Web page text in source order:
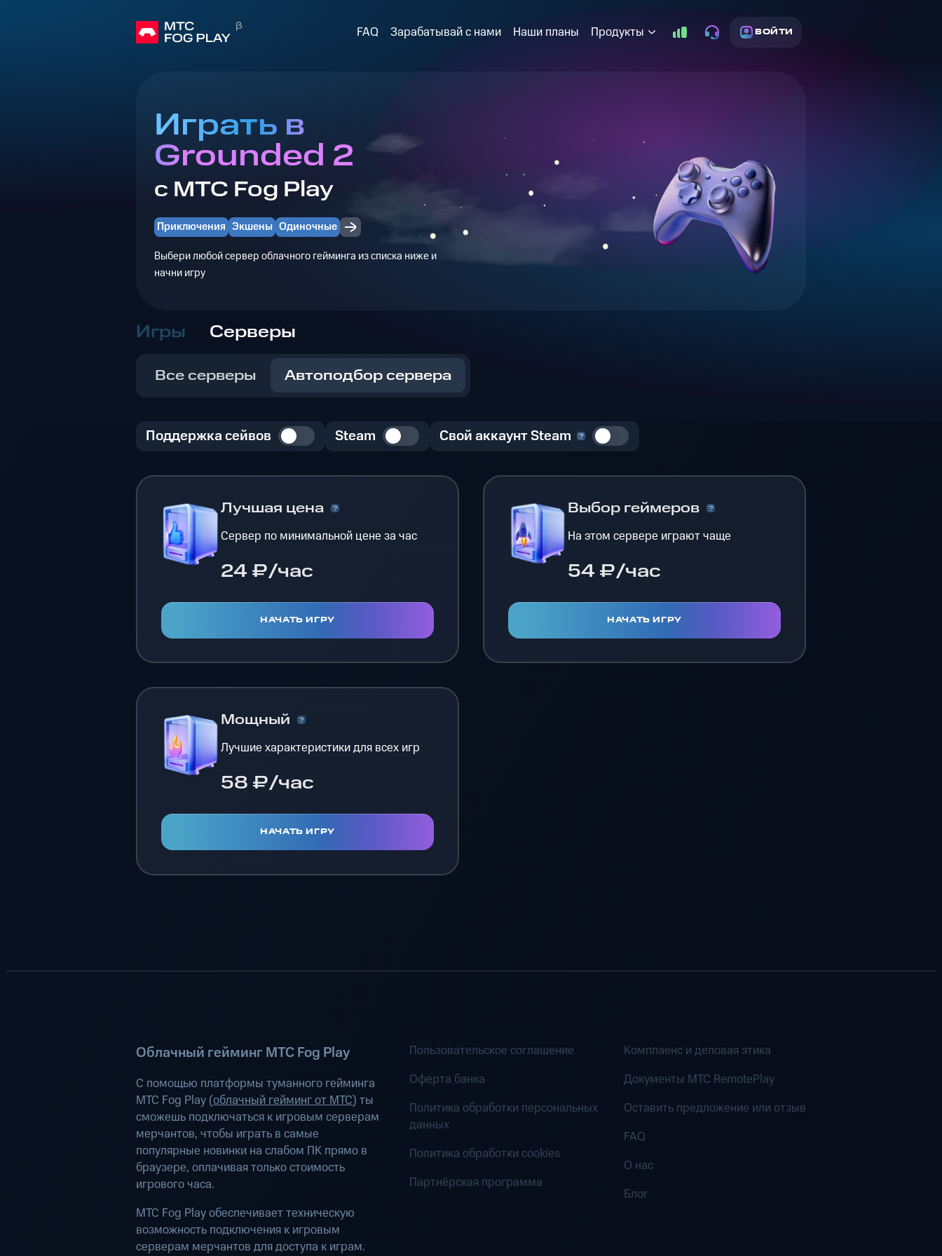
FAQ Зарабатывай с нами Наши планы Продукты ВОЙТИ
Играть в
Grounded 2
с МТС Fog Play
Приключения Экшены Одиночные
Выбери любой сервер облачного гейминга из списка ниже и
начни игру
Игры Серверы
Все серверы Автоподбор сервера
Поддержка сейвов Steam Свой аккаунт Steam
Лучшая цена
Сервер по минимальной цене за час
24 ₽/час
НАЧАТЬ ИГРУ
Выбор геймеров
На этом сервере играют чаще
54 ₽/час
НАЧАТЬ ИГРУ
Мощный
Лучшие характеристики для всех игр
58 ₽/час
НАЧАТЬ ИГРУ
Облачный гейминг МТС Fog Play
С помощью платформы туманного гейминга
МТС Fog Play (облачный гейминг от МТС) ты
сможешь подключаться к игровым серверам
мерчантов, чтобы играть в самые
популярные новинки на слабом ПК прямо в
браузере, оплачивая только стоимость
игрового часа.
МТС Fog Play обеспечивает техническую
возможность подключения к игровым
серверам мерчантов для доступа к играм.
Пользовательское соглашение
Оферта банка
Политика обработки персональных
данных
Политика обработки cookies
Партнёрская программа
Комплаенс и деловая этика
Документы MTC RemotePlay
Оставить предложение или отзыв
FAQ
О нас
Блог